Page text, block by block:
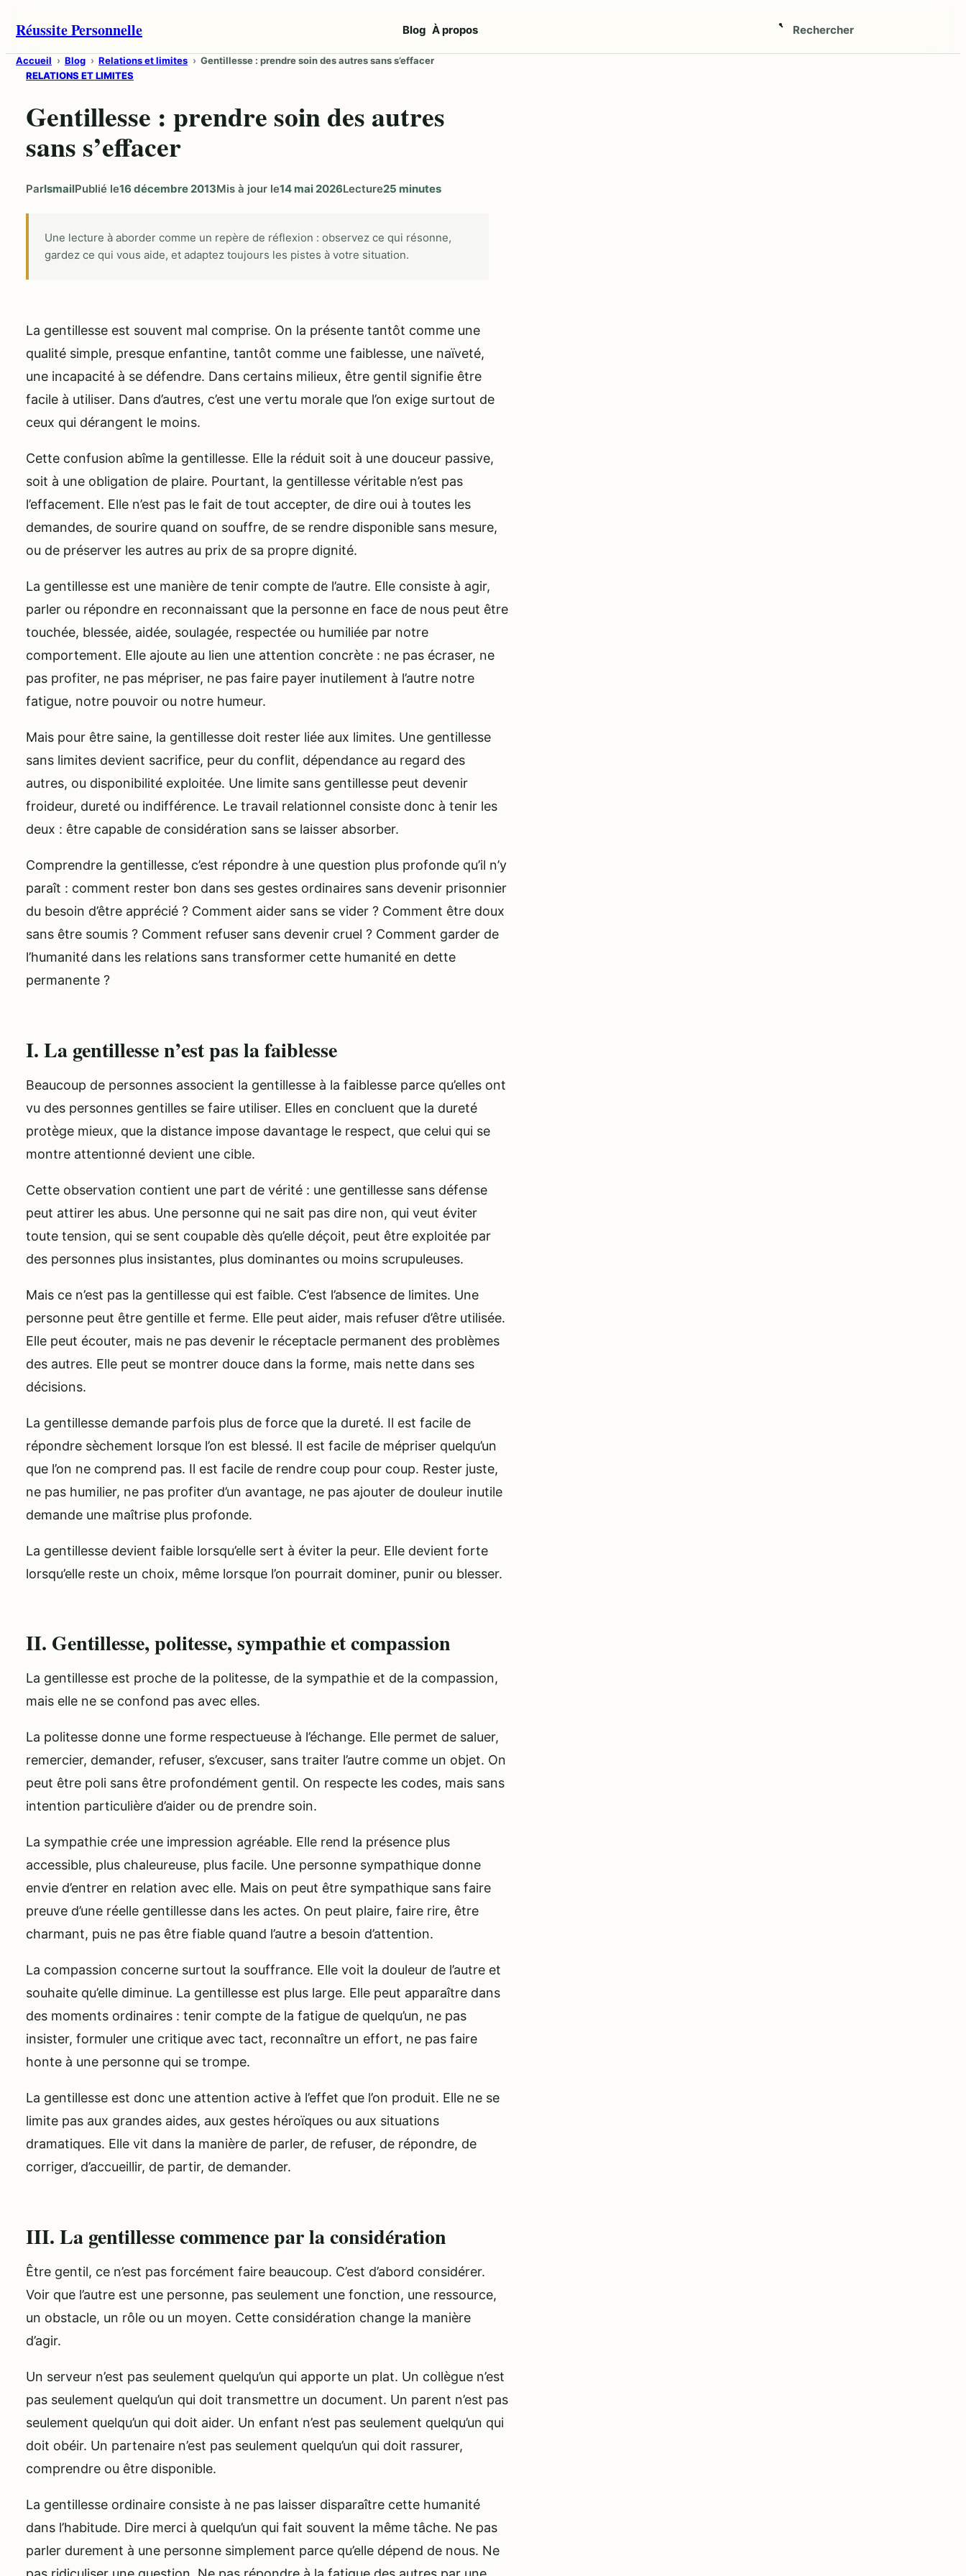
au
contenu
Réussite Personnelle Rechercher
Ouvrir
la
Blog À propos
Accueil Blog Relations et limites
Gentillesse : prendre soin des autres sans s’effacer
RELATIONS ET LIMITES
Gentillesse : prendre soin des autres
sans s’effacer
ParIsmailPublié le16 décembre 2013Mis à jour le14 mai 2026Lecture25 minutes
Une lecture à aborder comme un repère de réflexion : observez ce qui résonne,
gardez ce qui vous aide, et adaptez toujours les pistes à votre situation.
La gentillesse est souvent mal comprise. On la présente tantôt comme une
qualité simple, presque enfantine, tantôt comme une faiblesse, une naïveté,
une incapacité à se défendre. Dans certains milieux, être gentil signifie être
facile à utiliser. Dans d’autres, c’est une vertu morale que l’on exige surtout de
ceux qui dérangent le moins.
Cette confusion abîme la gentillesse. Elle la réduit soit à une douceur passive,
soit à une obligation de plaire. Pourtant, la gentillesse véritable n’est pas
l’effacement. Elle n’est pas le fait de tout accepter, de dire oui à toutes les
demandes, de sourire quand on souffre, de se rendre disponible sans mesure,
ou de préserver les autres au prix de sa propre dignité.
La gentillesse est une manière de tenir compte de l’autre. Elle consiste à agir,
parler ou répondre en reconnaissant que la personne en face de nous peut être
touchée, blessée, aidée, soulagée, respectée ou humiliée par notre
comportement. Elle ajoute au lien une attention concrète : ne pas écraser, ne
pas profiter, ne pas mépriser, ne pas faire payer inutilement à l’autre notre
fatigue, notre pouvoir ou notre humeur.
Mais pour être saine, la gentillesse doit rester liée aux limites. Une gentillesse
sans limites devient sacrifice, peur du conflit, dépendance au regard des
autres, ou disponibilité exploitée. Une limite sans gentillesse peut devenir
froideur, dureté ou indifférence. Le travail relationnel consiste donc à tenir les
deux : être capable de considération sans se laisser absorber.
Comprendre la gentillesse, c’est répondre à une question plus profonde qu’il n’y
paraît : comment rester bon dans ses gestes ordinaires sans devenir prisonnier
du besoin d’être apprécié ? Comment aider sans se vider ? Comment être doux
sans être soumis ? Comment refuser sans devenir cruel ? Comment garder de
l’humanité dans les relations sans transformer cette humanité en dette
permanente ?
I. La gentillesse n’est pas la faiblesse
Beaucoup de personnes associent la gentillesse à la faiblesse parce qu’elles ont
vu des personnes gentilles se faire utiliser. Elles en concluent que la dureté
protège mieux, que la distance impose davantage le respect, que celui qui se
montre attentionné devient une cible.
Cette observation contient une part de vérité : une gentillesse sans défense
peut attirer les abus. Une personne qui ne sait pas dire non, qui veut éviter
toute tension, qui se sent coupable dès qu’elle déçoit, peut être exploitée par
des personnes plus insistantes, plus dominantes ou moins scrupuleuses.
Mais ce n’est pas la gentillesse qui est faible. C’est l’absence de limites. Une
personne peut être gentille et ferme. Elle peut aider, mais refuser d’être utilisée.
Elle peut écouter, mais ne pas devenir le réceptacle permanent des problèmes
des autres. Elle peut se montrer douce dans la forme, mais nette dans ses
décisions.
La gentillesse demande parfois plus de force que la dureté. Il est facile de
répondre sèchement lorsque l’on est blessé. Il est facile de mépriser quelqu’un
que l’on ne comprend pas. Il est facile de rendre coup pour coup. Rester juste,
ne pas humilier, ne pas profiter d’un avantage, ne pas ajouter de douleur inutile
demande une maîtrise plus profonde.
La gentillesse devient faible lorsqu’elle sert à éviter la peur. Elle devient forte
lorsqu’elle reste un choix, même lorsque l’on pourrait dominer, punir ou blesser.
II. Gentillesse, politesse, sympathie et compassion
La gentillesse est proche de la politesse, de la sympathie et de la compassion,
mais elle ne se confond pas avec elles.
La politesse donne une forme respectueuse à l’échange. Elle permet de saluer,
remercier, demander, refuser, s’excuser, sans traiter l’autre comme un objet. On
peut être poli sans être profondément gentil. On respecte les codes, mais sans
intention particulière d’aider ou de prendre soin.
La sympathie crée une impression agréable. Elle rend la présence plus
accessible, plus chaleureuse, plus facile. Une personne sympathique donne
envie d’entrer en relation avec elle. Mais on peut être sympathique sans faire
preuve d’une réelle gentillesse dans les actes. On peut plaire, faire rire, être
charmant, puis ne pas être fiable quand l’autre a besoin d’attention.
La compassion concerne surtout la souffrance. Elle voit la douleur de l’autre et
souhaite qu’elle diminue. La gentillesse est plus large. Elle peut apparaître dans
des moments ordinaires : tenir compte de la fatigue de quelqu’un, ne pas
insister, formuler une critique avec tact, reconnaître un effort, ne pas faire
honte à une personne qui se trompe.
La gentillesse est donc une attention active à l’effet que l’on produit. Elle ne se
limite pas aux grandes aides, aux gestes héroïques ou aux situations
dramatiques. Elle vit dans la manière de parler, de refuser, de répondre, de
corriger, d’accueillir, de partir, de demander.
III. La gentillesse commence par la considération
Être gentil, ce n’est pas forcément faire beaucoup. C’est d’abord considérer.
Voir que l’autre est une personne, pas seulement une fonction, une ressource,
un obstacle, un rôle ou un moyen. Cette considération change la manière
d’agir.
Un serveur n’est pas seulement quelqu’un qui apporte un plat. Un collègue n’est
pas seulement quelqu’un qui doit transmettre un document. Un parent n’est pas
seulement quelqu’un qui doit aider. Un enfant n’est pas seulement quelqu’un qui
doit obéir. Un partenaire n’est pas seulement quelqu’un qui doit rassurer,
comprendre ou être disponible.
La gentillesse ordinaire consiste à ne pas laisser disparaître cette humanité
dans l’habitude. Dire merci à quelqu’un qui fait souvent la même tâche. Ne pas
parler durement à une personne simplement parce qu’elle dépend de nous. Ne